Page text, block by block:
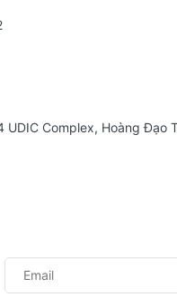
Complex, Hoàng Đạo